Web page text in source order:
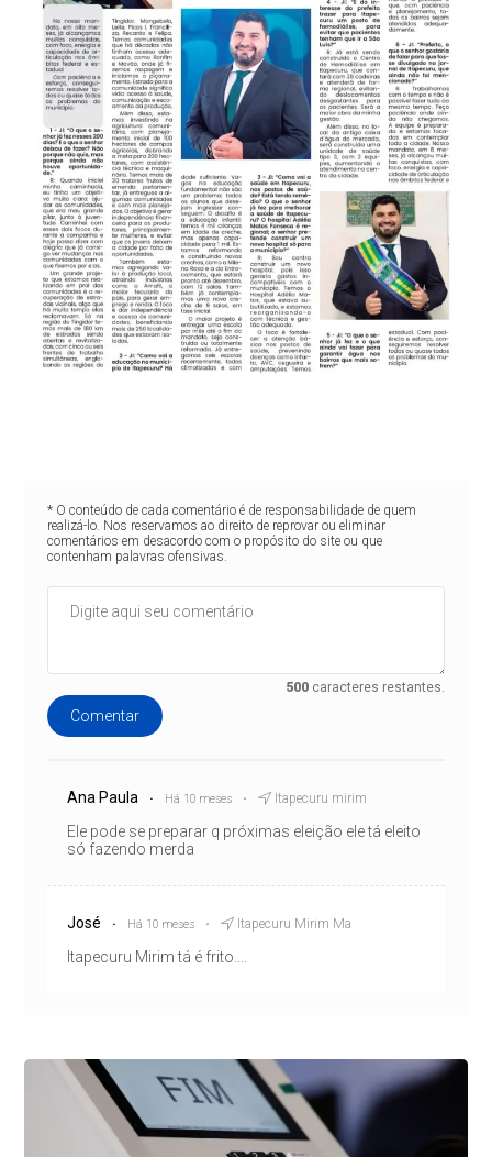
* O conteúdo de cada comentário é de responsabilidade de quem
realizá-lo. Nos reservamos ao direito de reprovar ou eliminar
comentários em desacordo com o propósito do site ou que
contenham palavras ofensivas.
500 caracteres restantes.
Comentar
Ana Paula Há 10 meses Itapecuru mirim
Ele pode se preparar q próximas eleição ele tá eleito
só fazendo merda
José Há 10 meses Itapecuru Mirim Ma
Itapecuru Mirim tá é frito....